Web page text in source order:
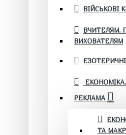
ВІЙСЬКОВІ
ВЧИТЕЛЯМ.
ВИХОВАТЕЛЯМ
РЕКЛАМА
ТА